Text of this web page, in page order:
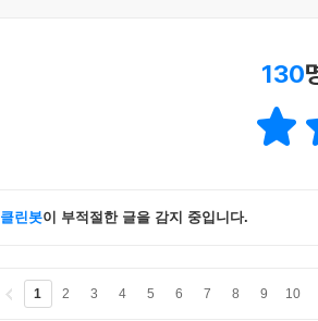
130
클린봇이 부적절한 글을 감지 중입니다.
1 2 3 4 5 6 7 8 9 10